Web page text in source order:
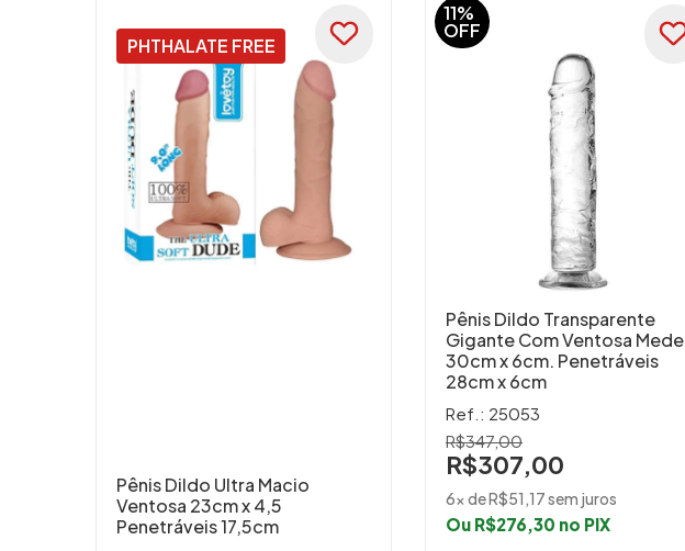
PHTHALATE FREE
Pênis Dildo Ultra Macio
Ventosa 23cm x 4,5
Penetráveis 17,5cm
11%
OFF
Pênis Dildo Transparente
Gigante Com Ventosa Mede
30cm x 6cm. Penetráveis
28cm x 6cm
Ref.: 25053
R$347,00
R$307,00
6x de R$51,17 sem juros
Ou R$276,30 no PIX